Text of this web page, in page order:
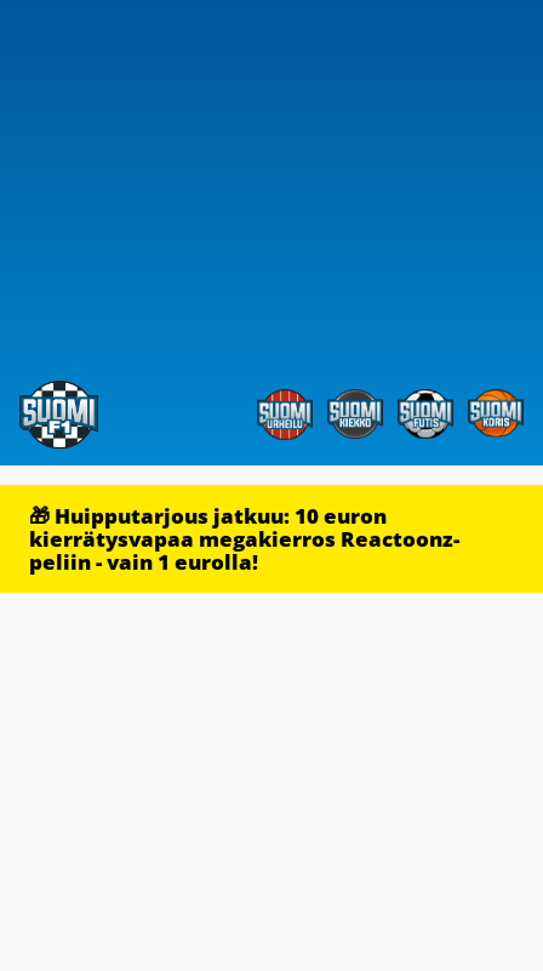
🎁 Huipputarjous jatkuu: 10 euron
kierrätysvapaa megakierros Reactoonz-
peliin - vain 1 eurolla!